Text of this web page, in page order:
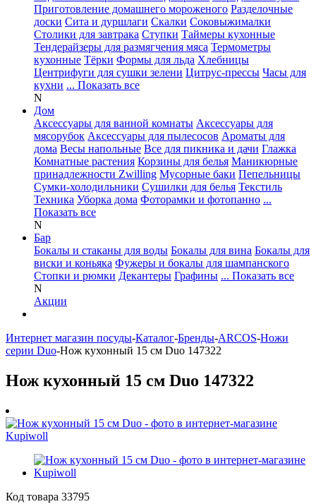
Приготовление домашнего мороженого Разделочные
доски Сита и дуршлаги Скалки Соковыжималки
Столики для завтрака Ступки Таймеры кухонные
Тендерайзеры для размягчения мяса Термометры
кухонные Тёрки Формы для льда Хлебницы
Центрифуги для сушки зелени Цитрус-прессы Часы для
кухни ... Показать все
N
Дом
Аксессуары для ванной комнаты Аксессуары для
мясорубок Аксессуары для пылесосов Ароматы для
дома Весы напольные Все для пикника и дачи Глажка
Комнатные растения Корзины для белья Маникюрные
принадлежности Zwilling Мусорные баки Пепельницы
Сумки-холодильники Сушилки для белья Текстиль
Техника Уборка дома Фоторамки и фотопанно ...
Показать все
N
Бар
Бокалы и стаканы для воды Бокалы для вина Бокалы для
виски и коньяка Фужеры и бокалы для шампанского
Стопки и рюмки Декантеры Графины ... Показать все
N
Акции
Интернет магазин посуды-Каталог-Бренды-ARCOS-Ножи
серии Duo-Нож кухонный 15 см Duo 147322
Нож кухонный 15 см Duo 147322
Код товара 33795